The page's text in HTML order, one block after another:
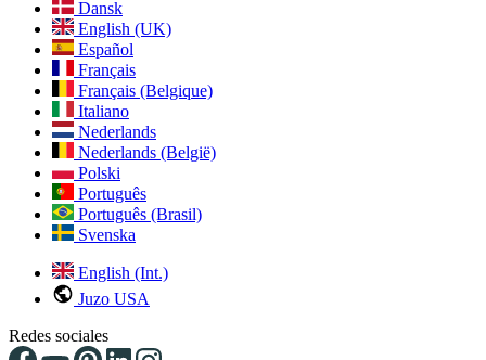
Dansk
English (UK)
Español
Français
Français (Belgique)
Italiano
Nederlands
Nederlands (België)
Polski
Português
Português (Brasil)
Svenska
English (Int.)
Juzo USA
Redes sociales